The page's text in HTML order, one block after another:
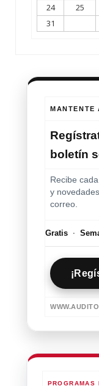
24
25
31
MANTENTE
boletín
Recibe
y
correo.
Gratis ·
PROGRAMAS